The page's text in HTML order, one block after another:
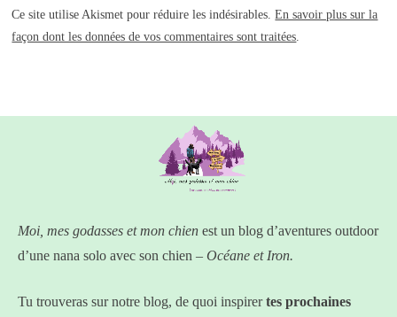
Ce site utilise Akismet pour réduire les indésirables.En savoir plus sur la
façon dont les données de vos commentaires sont traitées
Moi, mes godasses et mon chien est un blog d’aventures outdoor
d’une nana solo avec son chien – Océane et Iron.
Tu trouveras sur notre blog, de quoi inspirertes prochaines